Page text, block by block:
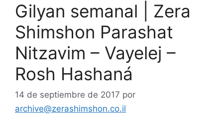
Gilyan semanal | Zera
Shimshon Parashat
Nitzavim – Vayelej –
Rosh Hashaná
14 de septiembre de 2017 por
archive@zerashimshon.co.il